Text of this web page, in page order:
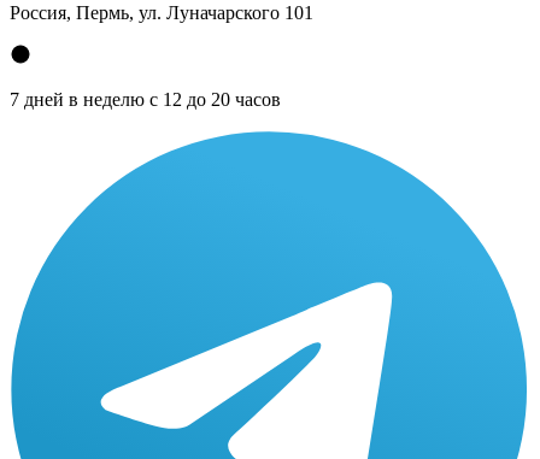
Россия, Пермь, ул. Луначарского 101
7 дней в неделю с 12 до 20 часов